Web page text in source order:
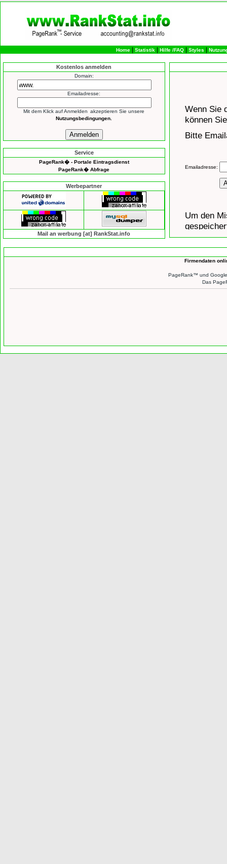
Home Statistik Hilfe /FAQ Styles
Kostenlos anmelden
Domain:
Emailadresse:
Mit dem Klick aufAnmelden akzeptieren Sie unsere
Nutzungsbedingungen.
Service
PageRank� - Portale Eintragsdienst
PageRank� Abfrage
Werbepartner
Mail an werbung [at] RankStat.info
Firmendaten
PageRank™ und
Das